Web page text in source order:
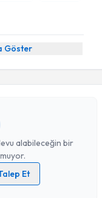
Göster
alabileceğin bir
Et
Aydınlatma Metni